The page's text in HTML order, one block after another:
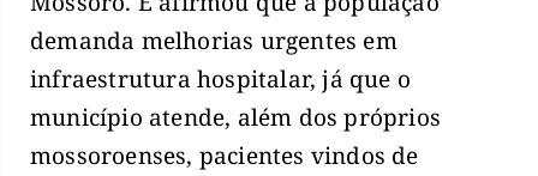
demanda melhorias urgentes em
infraestrutura hospitalar, já que o
município atende, além dos próprios
mossoroenses, pacientes vindos de